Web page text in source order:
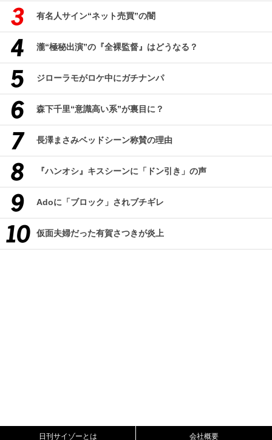
有名人サイン“ネット売買”の闇
瀧“極秘出演”の『全裸監督』はどうなる？
ジローラモがロケ中にガチナンパ
森下千里“意識高い系”が裏目に？
長澤まさみベッドシーン称賛の理由
『ハンオシ』キスシーンに「ドン引き」の声
Adoに「ブロック」されブチギレ
仮面夫婦だった有賀さつきが炎上
日刊サイゾーとは 会社概要